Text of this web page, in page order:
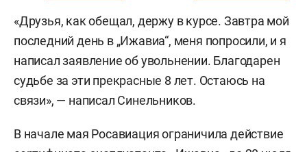
«Друзья, как обещал, держу в курсе. Завтра мой
последний день в „Ижавиа“, меня попросили, и я
написал заявление об увольнении. Благодарен
судьбе за эти прекрасные 8 лет. Остаюсь на
связи», — написал Синельников.
В начале мая Росавиация ограничила действие